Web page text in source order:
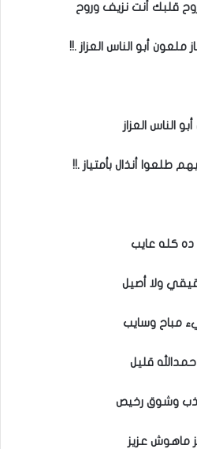
قلبك أنت نزيف وروح
أبو الناس العزاز .!!
الناس العزاز
طلعوا أنذال بأمتياز .!!
ده كله عايب
ولا أصيل
مباح وسايب
قليل
وشوق رخيص
ماهوش عزيز